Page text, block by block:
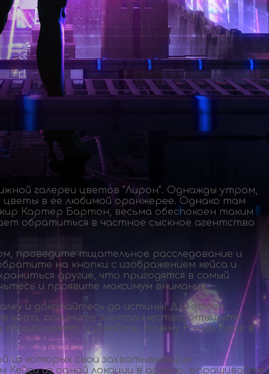
галереи цветов "Лирон". Однажды утром,
цветы в ее любимой оранжерее. Однако там
Картер Бартон, весьма обеспокоен таким
обратиться в частное сыскное агентство
проведите тщательное расследование и
на кнопки с изображением кейса и
другие, что пригодятся в самый
и проявите максимум внимания.
и докопайтесь до истины! Для этого
кота, почините электричество, отыщите
общий сюжет, и узнайте, почему Нэнси Брок в
из которых свои захватывающие
из одной локации в другую, опрашивайте